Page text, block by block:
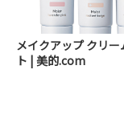
メイクアップ クリー
ト | 美的.com